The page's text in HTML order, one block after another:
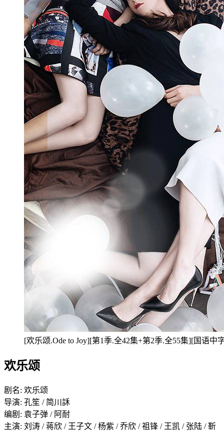
[欢乐颂.Ode to Joy][第1季.全42集+第2季.全55集][国语中
欢乐颂
剧名: 欢乐颂
导演: 孔笙 / 简川訸
编剧: 袁子弹 / 阿耐
主演: 刘涛 / 蒋欣 / 王子文 / 杨紫 / 乔欣 / 祖锋 / 王凯 / 张陆 / 靳